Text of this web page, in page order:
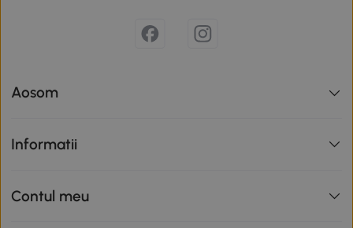
Aosom
Informatii
Contul meu